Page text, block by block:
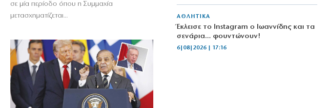
σε μία περίοδο όπου η Συμμαχία
μετασχηματίζεται...
ΑΘΛΗΤΙΚΑ
Έκλεισε το Instagram ο Ιωαννίδης και τα
σενάρια… φουντώνουν!
6|08|2026 | 17:16